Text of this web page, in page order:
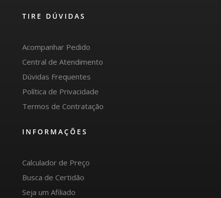
TIRE DÚVIDAS
Acompanhar Pedido
Central de Atendimento
Dúvidas Frequentes
Política de Privacidade
Termos de Contratação
INFORMAÇÕES
Calculador de Preço
Busca de Certidão
Seja um Afiliado